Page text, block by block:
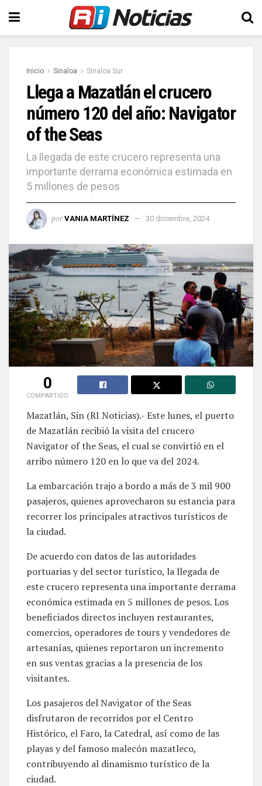
Inicio Sinaloa Sinaloa Sur
Llega a Mazatlán el crucero
número 120 del año: Navigator
of the Seas
La llegada de este crucero representa una
importante derrama económica estimada en
5 millones de pesos
por VANIA MARTÍNEZ 30 diciembre, 2024
0
COMPARTIDO
Mazatlán, Sin (RI Noticias).- Este lunes, el puerto
de Mazatlán recibió la visita del crucero
Navigator of the Seas, el cual se convirtió en el
arribo número 120 en lo que va del 2024.
La embarcación trajo a bordo a más de 3 mil 900
pasajeros, quienes aprovecharon su estancia para
recorrer los principales atractivos turísticos de
la ciudad.
De acuerdo con datos de las autoridades
portuarias y del sector turístico, la llegada de
este crucero representa una importante derrama
económica estimada en 5 millones de pesos. Los
beneficiados directos incluyen restaurantes,
comercios, operadores de tours y vendedores de
artesanías, quienes reportaron un incremento
en sus ventas gracias a la presencia de los
visitantes.
Los pasajeros del Navigator of the Seas
disfrutaron de recorridos por el Centro
Histórico, el Faro, la Catedral, así como de las
playas y del famoso malecón mazatleco,
contribuyendo al dinamismo turístico de la
ciudad.